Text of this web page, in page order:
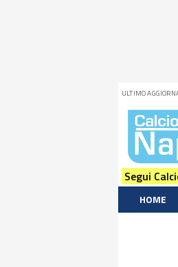
ULTIMO
Segui
HOME